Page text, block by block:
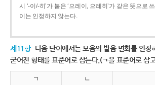
시 ‘-이/-히’가 붙은 ‘으레이, 으레히’가 같은 뜻으로
이는 인정하지 않는다.
제11항 다음 단어에서는 모음의 발음 변화를 인정
굳어진 형태를 표준어로 삼는다.(ㄱ을 표준어로 삼
ㄱ ㄴ